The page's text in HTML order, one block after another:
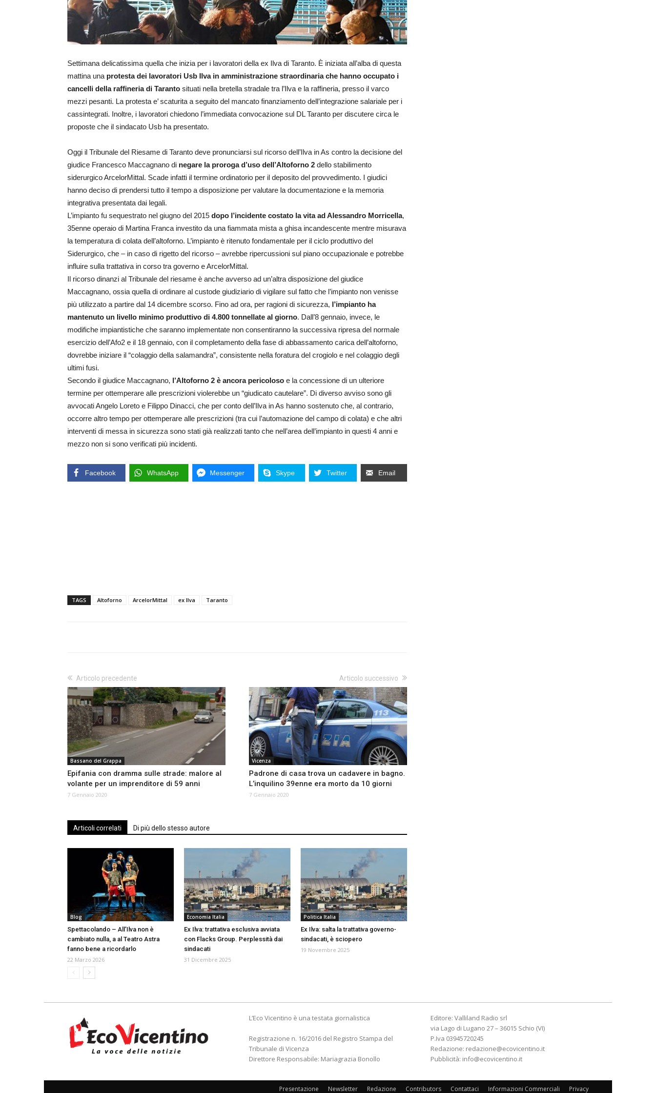
Settimana delicatissima quella che inizia per i lavoratori della ex Ilva di Taranto. È iniziata all’alba di questa
mattina una protesta dei lavoratori Usb Ilva in amministrazione straordinaria che hanno occupato i
cancelli della raffineria di Taranto situati nella bretella stradale tra l’Ilva e la raffineria, presso il varco
mezzi pesanti. La protesta e’ scaturita a seguito del mancato finanziamento dell’integrazione salariale per i
cassintegrati. Inoltre, i lavoratori chiedono l’immediata convocazione sul DL Taranto per discutere circa le
proposte che il sindacato Usb ha presentato.
Oggi il Tribunale del Riesame di Taranto deve pronunciarsi sul ricorso dell’Ilva in As contro la decisione del
giudice Francesco Maccagnano di negare la proroga d’uso dell’Altoforno 2 dello stabilimento
siderurgico ArcelorMittal. Scade infatti il termine ordinatorio per il deposito del provvedimento. I giudici
hanno deciso di prendersi tutto il tempo a disposizione per valutare la documentazione e la memoria
integrativa presentata dai legali.
L’impianto fu sequestrato nel giugno del 2015 dopo l’incidente costato la vita ad Alessandro Morricella,
35enne operaio di Martina Franca investito da una fiammata mista a ghisa incandescente mentre misurava
la temperatura di colata dell’altoforno. L’impianto è ritenuto fondamentale per il ciclo produttivo del
Siderurgico, che – in caso di rigetto del ricorso – avrebbe ripercussioni sul piano occupazionale e potrebbe
influire sulla trattativa in corso tra governo e ArcelorMittal.
Il ricorso dinanzi al Tribunale del riesame è anche avverso ad un’altra disposizione del giudice
Maccagnano, ossia quella di ordinare al custode giudiziario di vigilare sul fatto che l’impianto non venisse
più utilizzato a partire dal 14 dicembre scorso. Fino ad ora, per ragioni di sicurezza, l’impianto ha
mantenuto un livello minimo produttivo di 4.800 tonnellate al giorno. Dall’8 gennaio, invece, le
modifiche impiantistiche che saranno implementate non consentiranno la successiva ripresa del normale
esercizio dell’Afo2 e il 18 gennaio, con il completamento della fase di abbassamento carica dell’altoforno,
dovrebbe iniziare il “colaggio della salamandra”, consistente nella foratura del crogiolo e nel colaggio degli
ultimi fusi.
Secondo il giudice Maccagnano, l’Altoforno 2 è ancora pericoloso e la concessione di un ulteriore
termine per ottemperare alle prescrizioni violerebbe un “giudicato cautelare”. Di diverso avviso sono gli
avvocati Angelo Loreto e Filippo Dinacci, che per conto dell’Ilva in As hanno sostenuto che, al contrario,
occorre altro tempo per ottemperare alle prescrizioni (tra cui l’automazione del campo di colata) e che altri
interventi di messa in sicurezza sono stati già realizzati tanto che nell’area dell’impianto in questi 4 anni e
mezzo non si sono verificati più incidenti.
Facebook WhatsApp Messenger Skype Twitter Email
TAGS Altoforno ArcelorMittal ex Ilva Taranto
Articolo precedente
Bassano del Grappa
Epifania con dramma sulle strade: malore al
volante per un imprenditore di 59 anni
7 Gennaio 2020
Articolo successivo
Vicenza
Padrone di casa trova un cadavere in bagno.
L’inquilino 39enne era morto da 10 giorni
7 Gennaio 2020
Articoli correlati Di più dello stesso autore
Blog
Spettacolando – All’Ilva non è
cambiato nulla, a al Teatro Astra
fanno bene a ricordarlo
22 Marzo 2026
Economia Italia
Ex Ilva: trattativa esclusiva avviata
con Flacks Group. Perplessità dai
sindacati
31 Dicembre 2025
Politica Italia
Ex Ilva: salta la trattativa governo-
sindacati, è sciopero
19 Novembre 2025
L’Eco Vicentino è una testata giornalistica
Registrazione n. 16/2016 del Registro Stampa del
Tribunale di Vicenza
Direttore Responsabile: Mariagrazia Bonollo
Editore: Valliland Radio srl
via Lago di Lugano 27 – 36015 Schio (VI)
P.Iva 03945720245
Redazione: redazione@ecovicentino.it
Pubblicità: info@ecovicentino.it
Presentazione Newsletter Redazione Contributors Contattaci Informazioni Commerciali Privacy